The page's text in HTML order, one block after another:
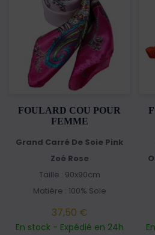
FOULARD COU POUR
FEMME
Grand Carré De Soie Pink
Zoé Rose
Taille : 90x90cm
Matière : 100% Soie
37,50 €
En stock - Expédié en 24h